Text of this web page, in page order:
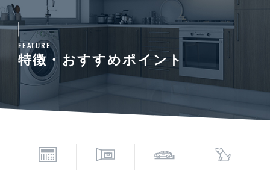
FEATURE
特徴・おすすめポイント